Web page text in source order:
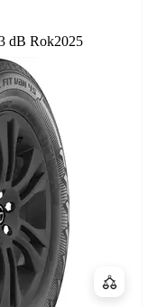
dB Rok2025